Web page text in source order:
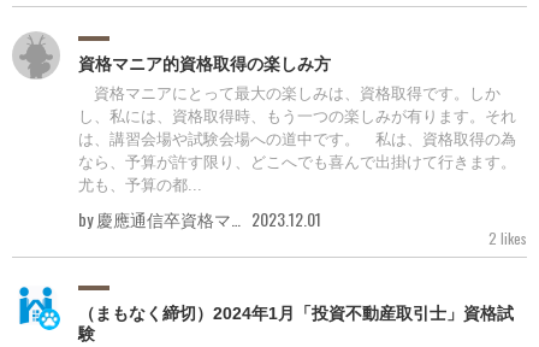
資格マニア的資格取得の楽しみ方
資格マニアにとって最大の楽しみは、資格取得です。しか
し、私には、資格取得時、もう一つの楽しみが有ります。それ
は、講習会場や試験会場への道中です。 私は、資格取得の為
なら、予算が許す限り、どこへでも喜んで出掛けて行きます。
尤も、予算の都...
2023.12.01
2 likes
（まもなく締切）2024年1月「投資不動産取引士」資格試
験